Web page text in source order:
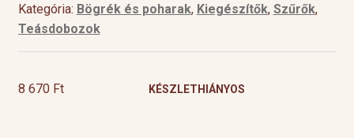
Kategória: Bögrék és poharak, Kiegészítők, Szűrők,
Teásdobozok
8 670 Ft KÉSZLETHIÁNYOS